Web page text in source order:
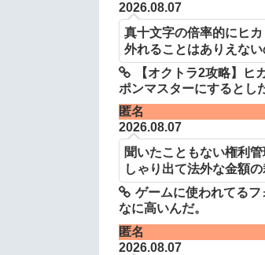
2026.08.07
真十文字の倍率的にヒ
外れることはありえない
【オクトラ2攻略】ヒ
ポンマスターにするとし
匿名
2026.08.07
聞いたこともない権利
しゃり出て法外な金額の
ゲームに使われてるフ
なに高いんだ。
匿名
2026.08.07